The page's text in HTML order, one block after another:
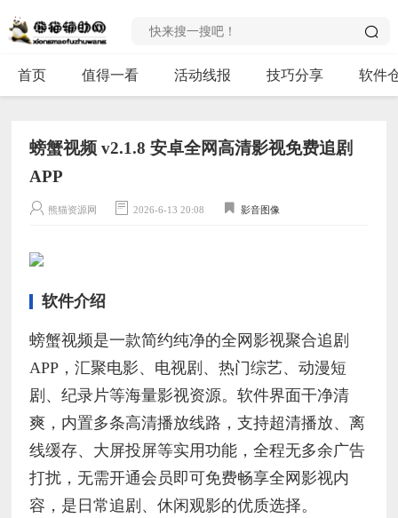
首页 值得一看 活动线报 技巧分享 软件
螃蟹视频 v2.1.8 安卓全网高清影视免费追剧
APP
熊猫资源网 2026-6-13 20:08 影音图像
软件介绍
螃蟹视频是一款简约纯净的全网影视聚合追剧
APP，汇聚电影、电视剧、热门综艺、动漫短
剧、纪录片等海量影视资源。软件界面干净清
爽，内置多条高清播放线路，支持超清播放、离
线缓存、大屏投屏等实用功能，全程无多余广告
打扰，无需开通会员即可免费畅享全网影视内
容，是日常追剧、休闲观影的优质选择。